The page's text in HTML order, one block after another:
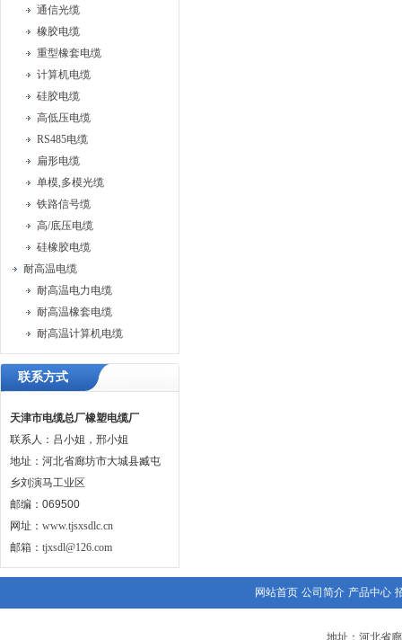
通信光缆
橡胶电缆
重型橡套电缆
计算机电缆
硅胶电缆
高低压电缆
RS485电缆
扁形电缆
单模,多模光缆
铁路信号缆
高/底压电缆
硅橡胶电缆
耐高温电缆
耐高温电力电缆
耐高温橡套电缆
耐高温计算机电缆
联系方式
天津市电缆总厂橡塑电缆厂
联系人：吕小姐，邢小姐
地址：河北省廊坊市大城县臧屯
乡刘演马工业区
邮编：069500
网址： www.tjsxsdlc.cn
邮箱： tjxsdl@126.com
网站首页 公司简介 产品中心
地址：河北省